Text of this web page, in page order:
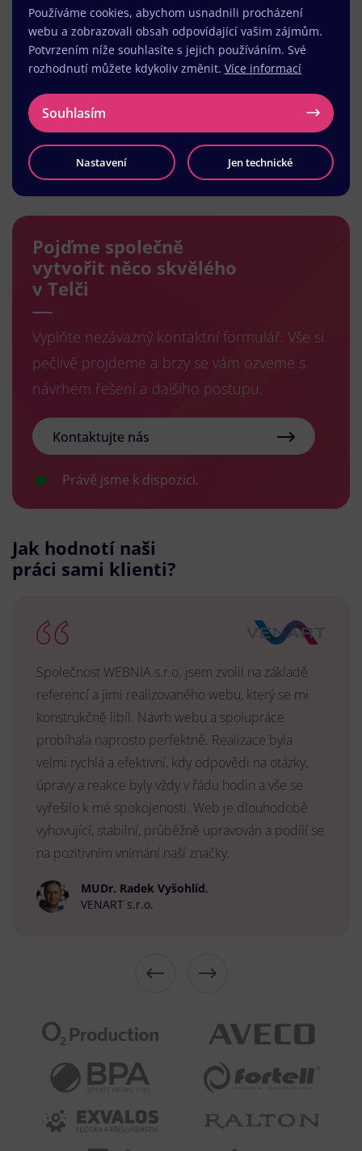
Načíst další
Pojďme společně
vytvořit něco skvělého
v Telči
Vyplňte nezávazný kontaktní formulář. Vše si
pečlivě projdeme a brzy se vám ozveme s
návrhem řešení a dalšího postupu.
Kontaktujte nás
Právě jsme k dispozici.
Jak hodnotí naši
práci sami klienti?
Společnost WEBNIA s.r.o. jsem zvolil na základě
referencí a jimi realizovaného webu, který se mi
konstrukčně libíl. Návrh webu a spolupráce
probíhala naprosto perfektně. Realizace byla
velmi rychlá a efektivní, kdy odpovědi na otázky,
úpravy a reakce byly vždy v řádu hodin a vše se
vyřešilo k mé spokojenosti. Web je dlouhodobě
vyhovující, stabilní, průběžně upravován a podílí se
na pozitivním vnímání naší značky.
MUDr. Radek Vyšohlíd,
VENART s.r.o.
Používáme cookies, abychom usnadnili procházení
webu a zobrazovali obsah odpovídající vašim zájmům.
Potvrzením níže souhlasíte s jejich používáním. Své
rozhodnutí můžete kdykoliv změnit. Více informací
Souhlasím
Nastavení Jen technické